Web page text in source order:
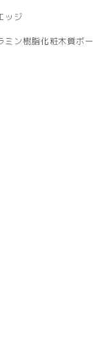
ッジ
ミン樹脂化粧木質ボー